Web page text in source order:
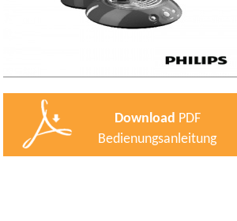
Download PDF
Bedienungsanleitung